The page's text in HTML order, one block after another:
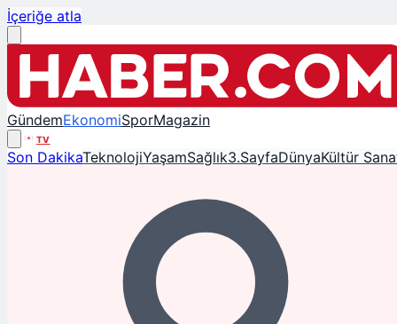
İçeriğe atla
GündemEkonomiSporMagazin
TV
Son DakikaTeknolojiYaşamSağlık3.SayfaDünyaKültür